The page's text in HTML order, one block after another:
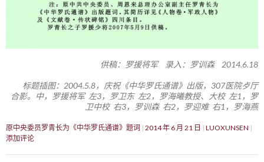
供稿：罗援将军 录入：罗训森 2014.6.18
标题插图：2004.5.8，庆祝《中华罗氏通谱》出版，307医院歺厅
合影。中，罗援将军 左3，罗卫东 左2，罗海曦教授、大校 左1，罗
卫中校 右3，罗训森 右2，罗迎难 右1，罗海燕
原中央委员罗青长为《中华罗氏通谱》题词 2014 年 6 月 21 日
LUOXUNSEN
添加评论